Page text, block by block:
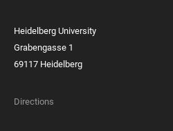
Heidelberg University
Grabengasse 1
69117 Heidelberg
Directions